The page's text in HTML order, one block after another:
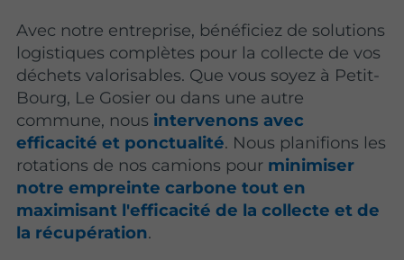
Avec notre entreprise, bénéficiez de solutions
logistiques complètes pour la collecte de vos
déchets valorisables. Que vous soyez à Petit-
Bourg, Le Gosier ou dans une autre
commune, nous intervenons avec
efficacité et ponctualité. Nous planifions les
rotations de nos camions pour minimiser
notre empreinte carbone tout en
maximisant l'efficacité de la collecte et de
la récupération.